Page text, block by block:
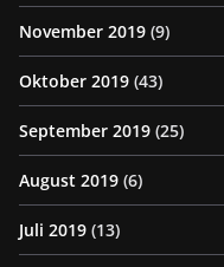
November 2019 (9)
Oktober 2019 (43)
September 2019 (25)
August 2019 (6)
Juli 2019 (13)